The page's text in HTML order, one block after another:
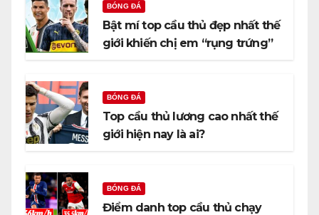
BÓNG ĐÁ
Bật mí top cầu thủ đẹp nhất thế
giới khiến chị em “rụng trứng”
BÓNG ĐÁ
Top cầu thủ lương cao nhất thế
giới hiện nay là ai?
BÓNG ĐÁ
Điểm danh top cầu thủ chạy